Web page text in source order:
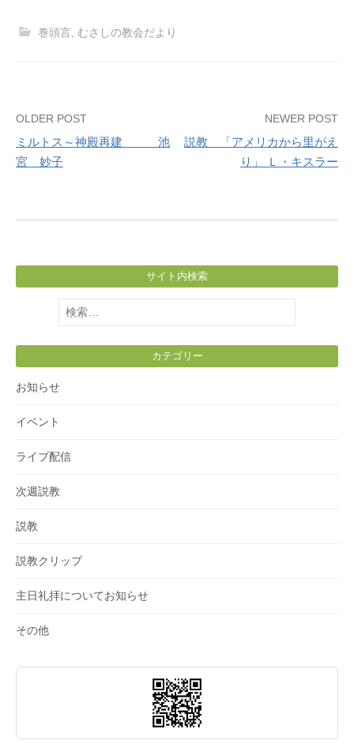
巻頭言 むさしの教会だより
Post
navigation
OLDER POST
ミルトス～神殿再建 池
宮 妙子
NEWER POST
説教 「アメリカから里がえ
り」 Ｌ・キスラー
サイト内検索
検
索:
カテゴリー
お知らせ
イベント
ライブ配信
次週説教
説教
説教クリップ
主日礼拝についてお知らせ
その他